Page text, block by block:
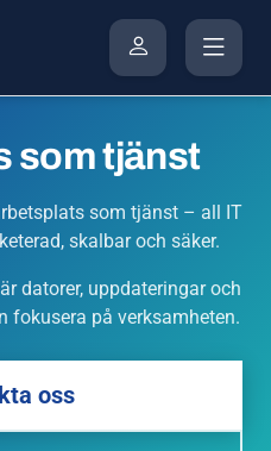
som tjänst
som tjänst – all IT
skalbar och säker.
datorer, uppdateringar och
fokusera på verksamheten.
oss